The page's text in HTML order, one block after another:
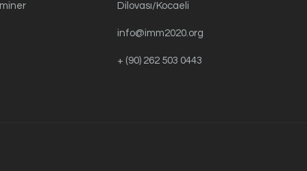
Dilovası/Kocaeli
info@imm2020.org
+ (90) 262 503 0443